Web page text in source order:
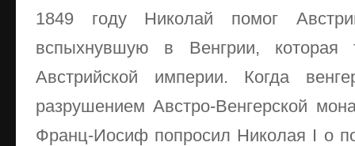
1849 году Николай помог
вспыхнувшую в Венгрии, которая
Австрийской империи. Когда
разрушением Австро-Венгерской
Франц-Иосиф попросил Николая I о